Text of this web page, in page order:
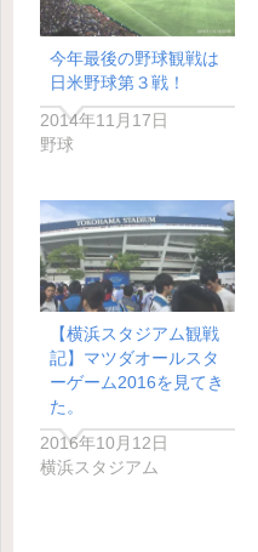
今年最後の野球観戦は
日米野球第３戦！
2014年11月17日
野球
【横浜スタジアム観戦
記】マツダオールスタ
ーゲーム2016を見てき
た。
2016年10月12日
横浜スタジアム